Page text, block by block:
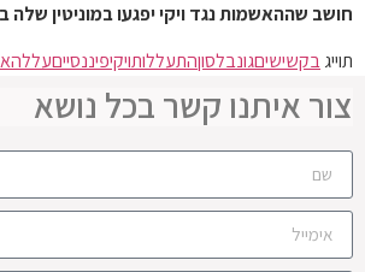
חושב שההאשמות נגד ויקי יפגעו במוניטין שלה
תוייגבקשישיםגונבלסוןהתעללותויקיפיננסייםעל
צור איתנו קשר בכל נושא